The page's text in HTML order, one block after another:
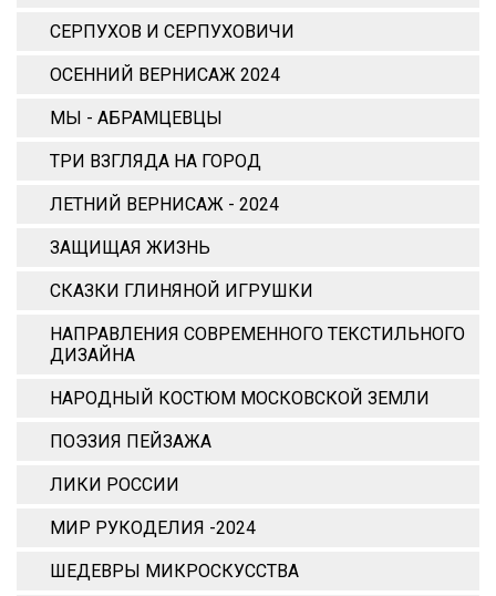
СЕРПУХОВ И СЕРПУХОВИЧИ
ОСЕННИЙ ВЕРНИСАЖ 2024
МЫ - АБРАМЦЕВЦЫ
ТРИ ВЗГЛЯДА НА ГОРОД
ЛЕТНИЙ ВЕРНИСАЖ - 2024
ЗАЩИЩАЯ ЖИЗНЬ
СКАЗКИ ГЛИНЯНОЙ ИГРУШКИ
НАПРАВЛЕНИЯ СОВРЕМЕННОГО ТЕКСТИЛЬНОГО
ДИЗАЙНА
НАРОДНЫЙ КОСТЮМ МОСКОВСКОЙ ЗЕМЛИ
ПОЭЗИЯ ПЕЙЗАЖА
ЛИКИ РОССИИ
МИР РУКОДЕЛИЯ -2024
ШЕДЕВРЫ МИКРОСКУССТВА